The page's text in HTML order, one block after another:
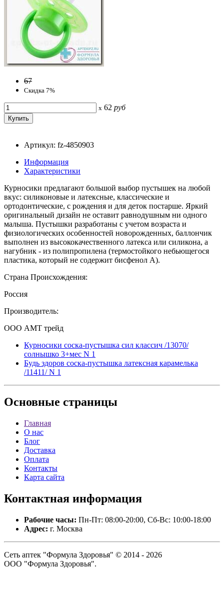
67
Скидка 7%
x 62 руб
Артикул: fz-4850903
Информация
Характеристики
Курносики предлагают большой выбор пустышек на любой
вкус: силиконовые и латексные, классические и
ортодонтические, с рождения и для деток постарше. Яркий
оригинальный дизайн не оставит равнодушным ни одного
малыша. Пустышки разработаны с учетом возраста и
физиологических особенностей новорожденных, баллончик
выполнен из высококачественного латекса или силикона, а
нагубник - из полипропилена (термостойкого небьющегося
пластика, который не содержит бисфенол А).
Страна Происхождения:
Россия
Производитель:
ООО АМТ трейд
Курносики соска-пустышка сил классич /13070/
солнышко 3+мес N 1
Будь здоров соска-пустышка латексная карамелька
/11411/ N 1
Основные страницы
Главная
О нас
Блог
Доставка
Оплата
Контакты
Карта сайта
Контактная информация
Рабочие часы: Пн-Пт: 08:00-20:00, Сб-Вс: 10:00-18:00
Адрес: г. Москва
Сеть аптек "Формула Здоровья" © 2014 - 2026
ООО "Формула Здоровья".